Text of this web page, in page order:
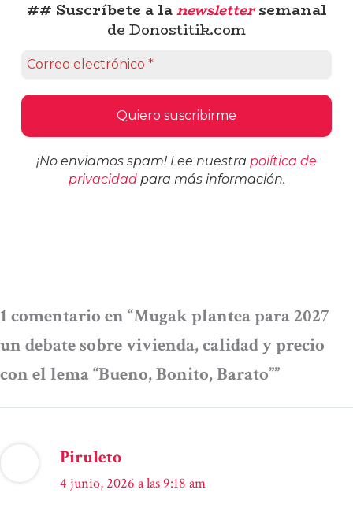
## Suscríbete a lanewslettersemanal
de Donostitik.com
¡No enviamos spam! Lee nuestra política de
privacidadpara más información.
1 comentario en “Mugak plantea para 2027
un debate sobre vivienda, calidad y precio
con el lema “Bueno, Bonito, Barato””
Piruleto
4 junio, 2026 a las 9:18 am